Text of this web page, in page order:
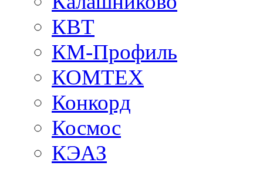
КВТ
КМ-Профиль
КОМТЕХ
Конкорд
Космос
КЭАЗ